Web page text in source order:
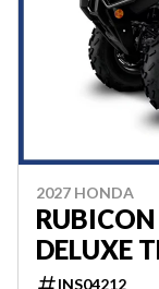
2027 HONDA
RUBICON
DELUXE
INS04212